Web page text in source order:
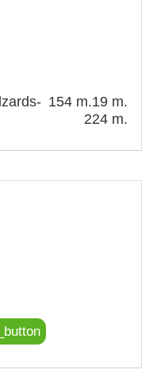
19 m.
154 m.
224 m.